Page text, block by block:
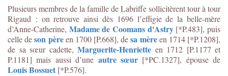
Plusieurs membres de la famille de Labriffe sollicitèrent tour à tour
Rigaud : on retrouve ainsi dès 1696 l’effigie de la belle-mère
d’Anne-Catherine, Madame de Coomans d'Astry[*P.483], puis
celle deson pèreen 1700 [P.668], desa mèreen 1714 [*P.1208],
de sa sœur cadette, Marguerite-Henriette en 1712 [P.1177 et
P.1181] mais aussi d’une autre sœur[*PC.1327], épouse de
Louis Bossuet [*P.576].